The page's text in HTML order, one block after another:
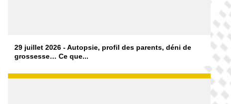
29 juillet 2026 - Autopsie, profil des parents, déni de
grossesse… Ce que...